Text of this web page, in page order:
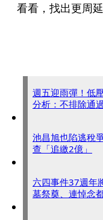
看看，找出更周
週五迎雨彈！低
分析：不排除通
池昌旭也陷逃稅
查「追繳2億」
六四事件37週年
墓祭奠、連悼念